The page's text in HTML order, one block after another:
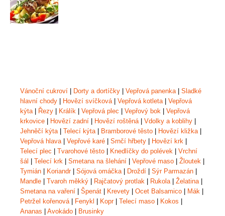
Vánoční cukroví | Dorty a dortíčky | Vepřová panenka | Sladké
hlavní chody | Hovězí svíčková | Vepřová kotleta | Vepřová
kýta | Řezy | Králík | Vepřová plec | Vepřový bok | Vepřová
krkovice | Hovězí zadní | Hovězí roštěná | Vdolky a koblihy |
Jehněčí kýta | Telecí kýta | Bramborové těsto | Hovězí kližka |
Vepřová hlava | Vepřové karé | Srnčí hřbety | Hovězí krk |
Telecí plec | Tvarohové těsto | Knedlíčky do polévek | Vrchní
šál | Telecí krk | Smetana na šlehání | Vepřové maso | Žloutek |
Tymián | Koriandr| Sójová omáčka | Droždí | Sýr Parmazán |
Mandle | Tvaroh měkký | Rajčatový protlak | Rukola | Želatina |
Smetana na vaření | Špenát | Krevety | Ocet Balsamico | Mák |
Petržel kořenová | Fenykl | Kopr| Telecí maso | Kokos |
Ananas | Avokádo | Brusinky